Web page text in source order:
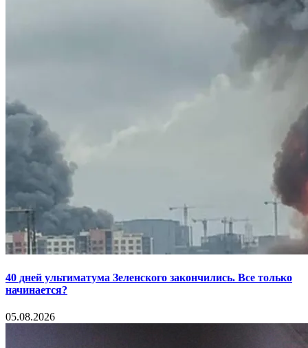
40 дней ультиматума Зеленского закончились. Все только
начинается?
05.08.2026